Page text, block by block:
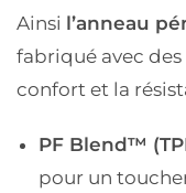
Ainsi l’anneau
fabriqué avec
confort et la
PF Blend™
pour un